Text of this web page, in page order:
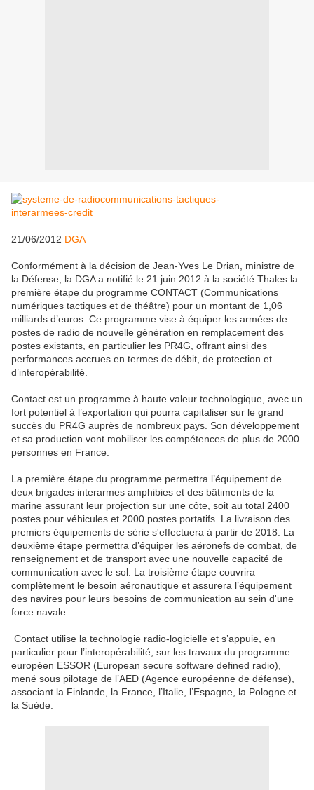
21/06/2012 DGA
Conformément à la décision de Jean-Yves Le Drian, ministre de
la Défense, la DGA a notifié le 21 juin 2012 à la société Thales la
première étape du programme CONTACT (Communications
numériques tactiques et de théâtre) pour un montant de 1,06
milliards d’euros. Ce programme vise à équiper les armées de
postes de radio de nouvelle génération en remplacement des
postes existants, en particulier les PR4G, offrant ainsi des
performances accrues en termes de débit, de protection et
d’interopérabilité.
Contact est un programme à haute valeur technologique, avec un
fort potentiel à l’exportation qui pourra capitaliser sur le grand
succès du PR4G auprès de nombreux pays. Son développement
et sa production vont mobiliser les compétences de plus de 2000
personnes en France.
La première étape du programme permettra l’équipement de
deux brigades interarmes amphibies et des bâtiments de la
marine assurant leur projection sur une côte, soit au total 2400
postes pour véhicules et 2000 postes portatifs. La livraison des
premiers équipements de série s'effectuera à partir de 2018. La
deuxième étape permettra d’équiper les aéronefs de combat, de
renseignement et de transport avec une nouvelle capacité de
communication avec le sol. La troisième étape couvrira
complètement le besoin aéronautique et assurera l’équipement
des navires pour leurs besoins de communication au sein d'une
force navale.
Contact utilise la technologie radio-logicielle et s’appuie, en
particulier pour l’interopérabilité, sur les travaux du programme
européen ESSOR (European secure software defined radio),
mené sous pilotage de l’AED (Agence européenne de défense),
associant la Finlande, la France, l’Italie, l’Espagne, la Pologne et
la Suède.